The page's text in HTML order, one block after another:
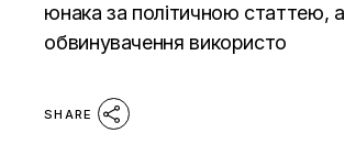
юнака за політичною статтею,
обвинувачення використо
SHARE